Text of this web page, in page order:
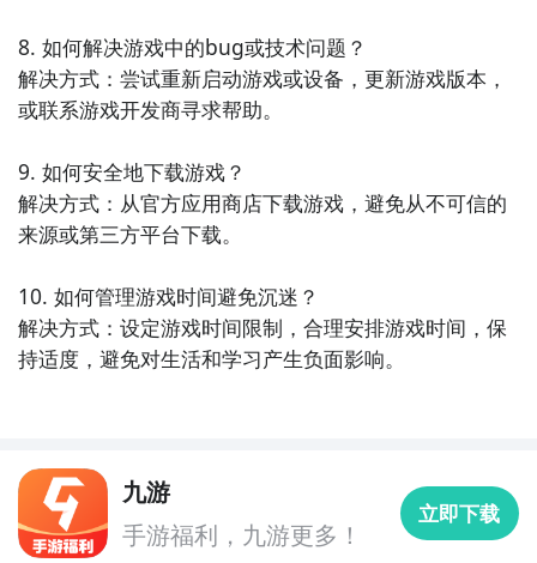
3
下载流行的圆电脑版的程序安装包
1）安装完毕之后，进入猩猩助手中的精品聚焦页面，在
脑版程序安装包。点击下载，耐心等待下载安装完毕
后，就可以在我的游戏中出现了相应的流行的圆图标
啦。​
索到相应的游戏。不过没关系，大家可以进入九游专区
下载流行的圆的apk文件到电脑上，然后打开猩猩助
手“安装本地应用”，进行安装就可以实现在电脑上玩流
8. 如何解决游戏中的bug或技术问题？
解决方式：尝试重新启动游戏或设备，更新游戏版本，
或联系游戏开发商寻求帮助。
9. 如何安全地下载游戏？
解决方式：从官方应用商店下载游戏，避免从不可信的
来源或第三方平台下载。
10. 如何管理游戏时间避免沉迷？
解决方式：设定游戏时间限制，合理安排游戏时间，保
持适度，避免对生活和学习产生负面影响。
九游
手游福利，九游更多！
立即下载